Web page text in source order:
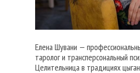
Елена Шувани —
таролог и трансперсональный
Целительница в традициях